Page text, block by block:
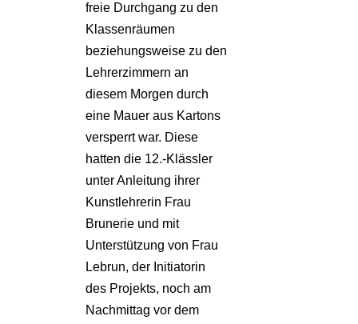
freie Durchgang zu den
Klassenräumen
beziehungsweise zu den
Lehrerzimmern an
diesem Morgen durch
eine Mauer aus Kartons
versperrt war. Diese
hatten die 12.-Klässler
unter Anleitung ihrer
Kunstlehrerin Frau
Brunerie und mit
Unterstützung von Frau
Lebrun, der Initiatorin
des Projekts, noch am
Nachmittag vor dem